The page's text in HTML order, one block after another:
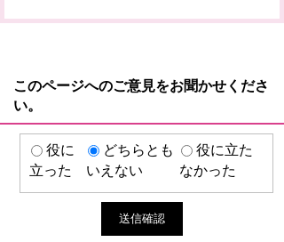
このページへのご意見をお聞かせくださ
い。
役に
立った
どちらとも
いえない
役に立た
なかった